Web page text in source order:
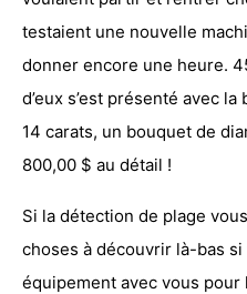
testaient une nouvelle
donner encore une heure.
d’eux s’est présenté avec
14 carats, un bouquet de
800,00 $ au détail !
Si la détection de plage
choses à découvrir là-bas
équipement avec vous pour